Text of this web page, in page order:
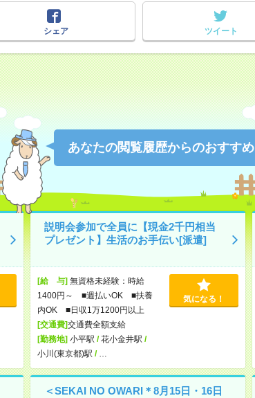
シェア
ツイート
あなたの閲覧履歴からのおすすめ
説明会参加で全員に【現金2千円相当
プレゼント】生活のお手伝い[派遣]
[給 与]無資格未経験：時給
1400円～ ■週払いOK ■扶養
内OK ■日収1万1200円以上
[交通費]交通費全額支給
[勤務地]小平駅 /花小金井駅 /
小川(東京都)駅 /
気になる！
＜SEKAI NO OWARI＊8月15日・16日